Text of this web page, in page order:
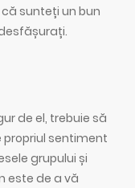
sunteți un bun
de el, trebuie să
sentiment
grupului și
este de a vă